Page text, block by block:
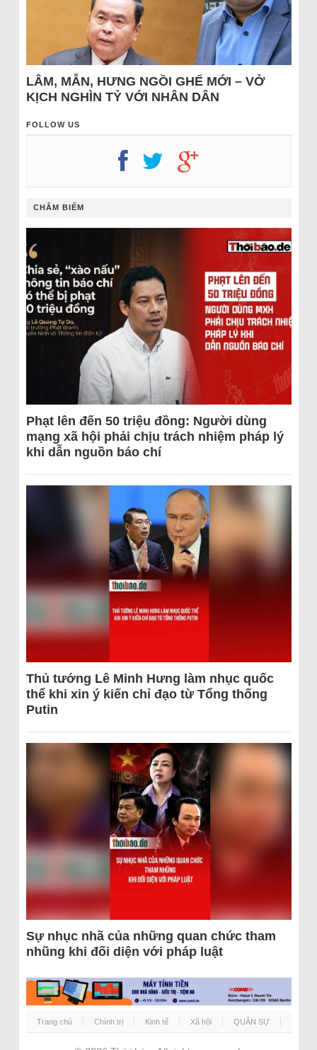
LÂM, MẪN, HƯNG NGỒI GHẾ MỚI – VỞ
KỊCH NGHÌN TỶ VỚI NHÂN DÂN
FOLLOW US
CHÂM BIẾM
Phạt lên đến 50 triệu đồng: Người dùng
mạng xã hội phải chịu trách nhiệm pháp lý
khi dẫn nguồn báo chí
Thủ tướng Lê Minh Hưng làm nhục quốc
thể khi xin ý kiến chỉ đạo từ Tổng thống
Putin
Sự nhục nhã của những quan chức tham
nhũng khi đối diện với pháp luật
Trang chủ Chính trị Kinh tế Xã hội QUÂN SỰ